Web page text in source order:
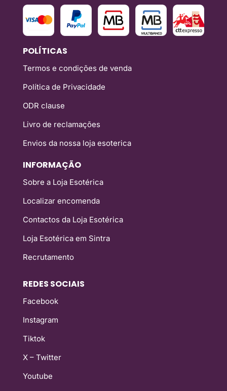
POLÍTICAS
Termos e condições de venda
Política de Privacidade
ODR clause
Livro de reclamações
Envios da nossa loja esoterica
INFORMAÇÃO
Sobre a Loja Esotérica
Localizar encomenda
Contactos da Loja Esotérica
Loja Esotérica em Sintra
Recrutamento
REDES SOCIAIS
Facebook
Instagram
Tiktok
X – Twitter
Youtube